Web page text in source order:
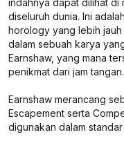
diseluruh dunia. Ini
horology yang lebih
dalam sebuah karya
Earnshaw, yang mana
penikmat dari jam tangan.
Earnshaw merancang
Escapement serta
digunakan dalam